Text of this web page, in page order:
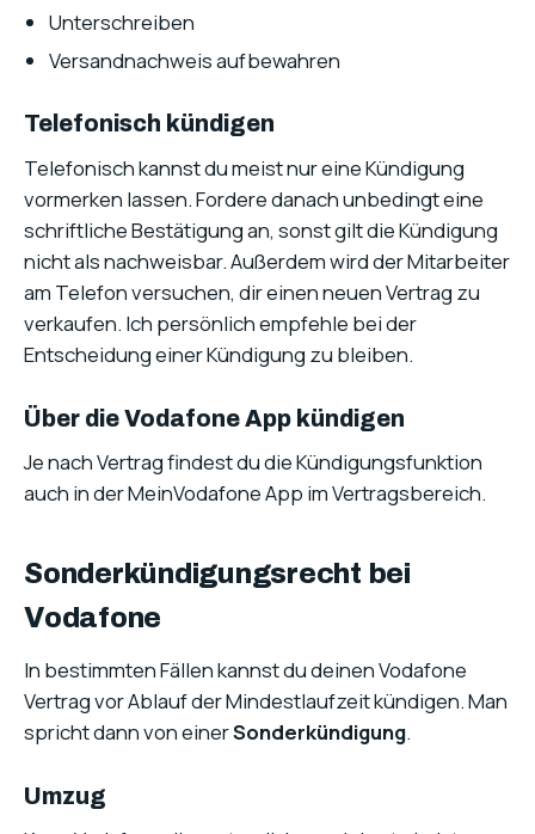
Unterschreiben
Versandnachweis aufbewahren
Telefonisch kündigen
Telefonisch kannst du meist nur eine Kündigung
vormerken lassen. Fordere danach unbedingt eine
schriftliche Bestätigung an, sonst gilt die Kündigung
nicht als nachweisbar. Außerdem wird der Mitarbeiter
am Telefon versuchen, dir einen neuen Vertrag zu
verkaufen. Ich persönlich empfehle bei der
Entscheidung einer Kündigung zu bleiben.
Über die Vodafone App kündigen
Je nach Vertrag findest du die Kündigungsfunktion
auch in der MeinVodafone App im Vertragsbereich.
Sonderkündigungsrecht bei
Vodafone
In bestimmten Fällen kannst du deinen Vodafone
Vertrag vor Ablauf der Mindestlaufzeit kündigen. Man
spricht dann von einerSonderkündigung.
Umzug